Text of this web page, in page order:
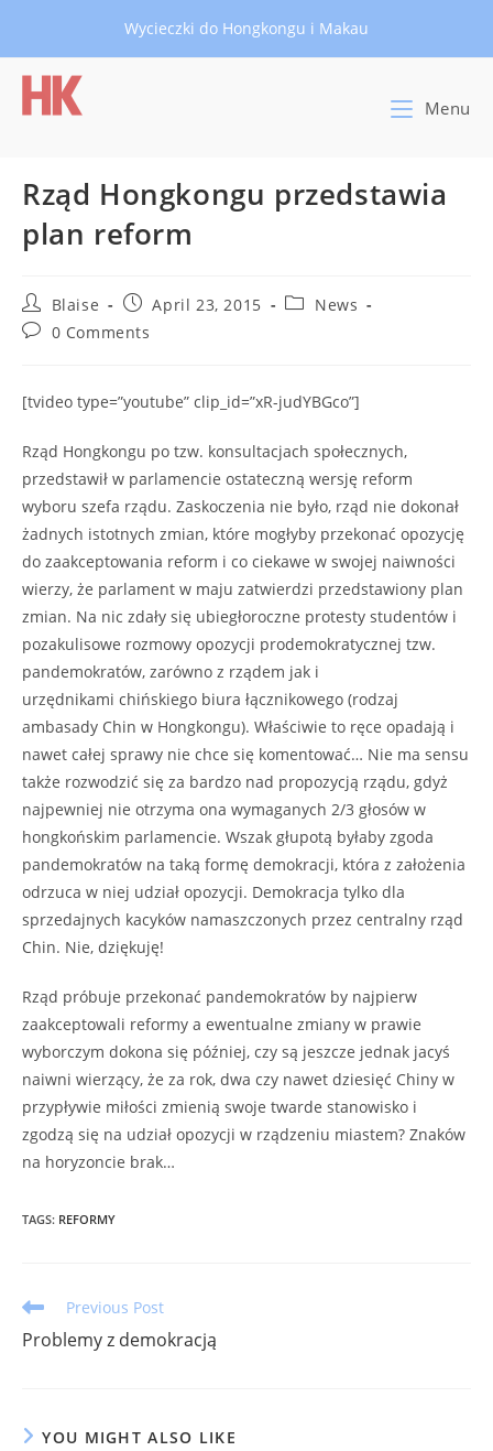
Wycieczki do Hongkongu i Makau
Menu
Rząd Hongkongu przedstawia
plan reform
Post
author:
Blaise
Post
published:
April 23, 2015
PostNews
Post0 Comments
[tvideo type=”youtube” clip_id=”xR-judYBGco”]
Rząd Hongkongu po tzw. konsultacjach społecznych,
przedstawił w parlamencie ostateczną wersję reform
wyboru szefa rządu. Zaskoczenia nie było, rząd nie dokonał
żadnych istotnych zmian, które mogłyby przekonać opozycję
do zaakceptowania reform i co ciekawe w swojej naiwności
wierzy, że parlament w maju zatwierdzi przedstawiony plan
zmian. Na nic zdały się ubiegłoroczne protesty studentów i
pozakulisowe rozmowy opozycji prodemokratycznej tzw.
pandemokratów, zarówno z rządem jak i
urzędnikami chińskiego biura łącznikowego (rodzaj
ambasady Chin w Hongkongu). Właściwie to ręce opadają i
nawet całej sprawy nie chce się komentować… Nie ma sensu
także rozwodzić się za bardzo nad propozycją rządu, gdyż
najpewniej nie otrzyma ona wymaganych 2/3 głosów w
hongkońskim parlamencie. Wszak głupotą byłaby zgoda
pandemokratów na taką formę demokracji, która z założenia
odrzuca w niej udział opozycji. Demokracja tylko dla
sprzedajnych kacyków namaszczonych przez centralny rząd
Chin. Nie, dziękuję!
Rząd próbuje przekonać pandemokratów by najpierw
zaakceptowali reformy a ewentualne zmiany w prawie
wyborczym dokona się później, czy są jeszcze jednak jacyś
naiwni wierzący, że za rok, dwa czy nawet dziesięć Chiny w
przypływie miłości zmienią swoje twarde stanowisko i
zgodzą się na udział opozycji w rządzeniu miastem? Znaków
na horyzoncie brak…
TAGS: REFORMY
Read
more
articles
Previous Post
Problemy z demokracją
YOU MIGHT ALSO LIKE